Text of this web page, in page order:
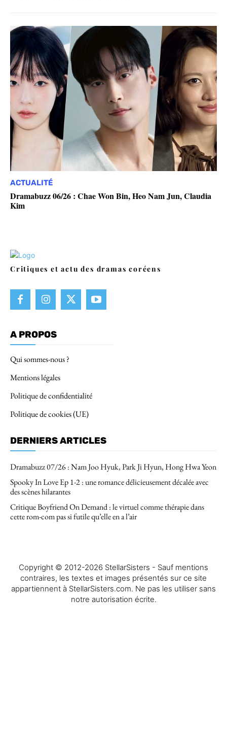
ACTUALITÉ
Dramabuzz 06/26 : Chae Won Bin, Heo Nam Jun, Claudia
Kim
Critiques et actu des dramas coréens
A PROPOS
Qui sommes-nous ?
Mentions légales
Politique de confidentialité
Politique de cookies (UE)
DERNIERS ARTICLES
Dramabuzz 07/26 : Nam Joo Hyuk, Park Ji Hyun, Hong Hwa Yeon
Spooky In Love Ep 1-2 : une romance délicieusement décalée avec
des scènes hilarantes
Critique Boyfriend On Demand : le virtuel comme thérapie dans
cette rom-com pas si futile qu’elle en a l’air
Copyright © 2012-2026 StellarSisters - Sauf mentions
contraires, les textes et images présentés sur ce site
appartiennent à StellarSisters.com. Ne pas les utiliser sans
notre autorisation écrite.